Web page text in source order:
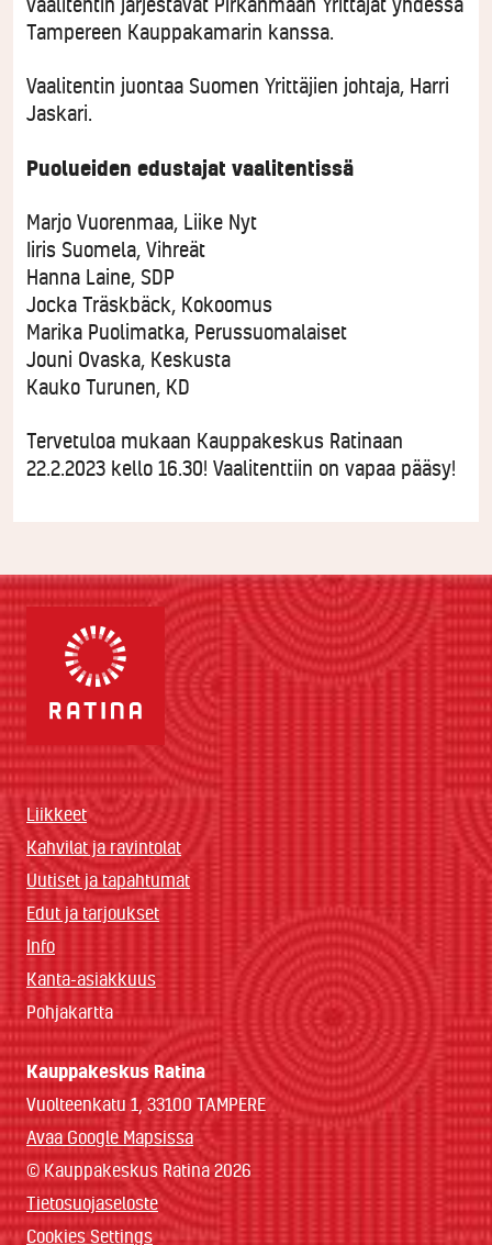
Tampereen Kauppakamarin kanssa.
Vaalitentin juontaa Suomen Yrittäjien johtaja, Harri
Jaskari.
Puolueiden edustajat vaalitentissä
Marjo Vuorenmaa, Liike Nyt
Iiris Suomela, Vihreät
Hanna Laine, SDP
Jocka Träskbäck, Kokoomus
Marika Puolimatka, Perussuomalaiset
Jouni Ovaska, Keskusta
Kauko Turunen, KD
Tervetuloa mukaan Kauppakeskus Ratinaan
22.2.2023 kello 16.30! Vaalitenttiin on vapaa pääsy!
Liikkeet
Kahvilat ja ravintolat
Uutiset ja tapahtumat
Edut ja tarjoukset
Info
Kanta-asiakkuus
Pohjakartta
Kauppakeskus Ratina
Vuolteenkatu 1, 33100 TAMPERE
Avaa Google Mapsissa
© Kauppakeskus Ratina 2026
Tietosuojaseloste
Cookies Settings